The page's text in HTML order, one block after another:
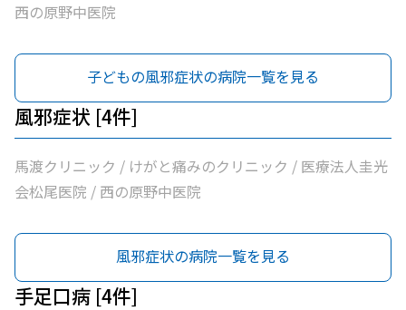
西の原野中医院
子どもの風邪症状の病院一覧を見る
風邪症状 [4件]
馬渡クリニック / けがと痛みのクリニック / 医療法人圭光
会松尾医院 / 西の原野中医院
風邪症状の病院一覧を見る
手足口病 [4件]